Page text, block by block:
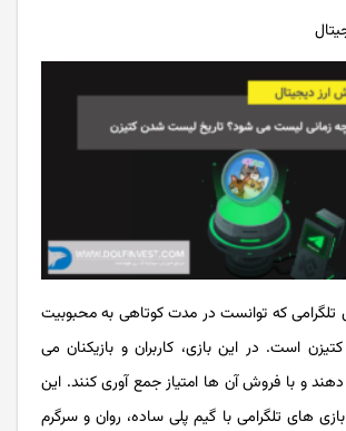
تلگرامی که توانست در مدت کوتاهی به محبوبیت
کتیزن است. در این بازی، کاربران و بازیکنان می
دهند و با فروش آن ها امتیاز جمع آوری کنند. این
های تلگرامی با گیم پلی ساده، روان و سرگرم